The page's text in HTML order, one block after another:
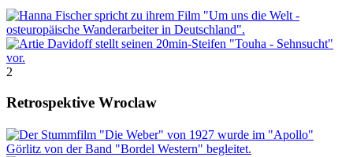
2
Retrospektive Wroclaw